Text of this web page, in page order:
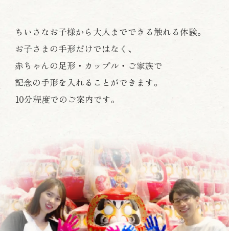
ちいさなお子様から大人までできる触れる体験。
お子さまの手形だけではなく、
赤ちゃんの足形・カップル・ご家族で
記念の手形を入れることができます。
10分程度でのご案内です。